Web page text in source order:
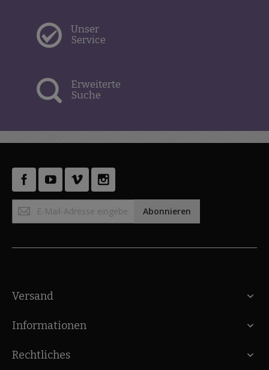
Unser
Service
Erweiterte
Suche
zum
Abonnieren
Versand
Informationen
Rechtliches